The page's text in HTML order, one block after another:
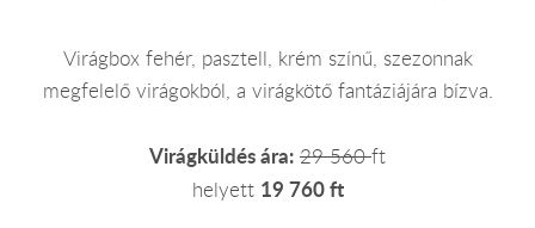
Virágbox fehér, pasztell, krém színű, szezonnak
megfelelő virágokból, a virágkötő fantáziájára bízva.
Virágküldés ára: 29 560ft
helyett 19 760 ft